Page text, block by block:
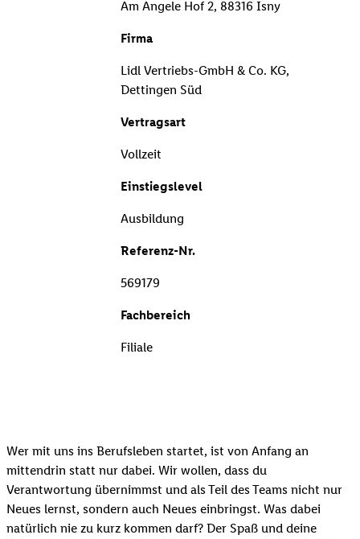
Am Angele Hof 2, 88316 Isny
Firma
Lidl Vertriebs-GmbH & Co. KG,
Dettingen Süd
Vertragsart
Vollzeit
Einstiegslevel
Ausbildung
Referenz-Nr.
569179
Fachbereich
Filiale
Wer mit uns ins Berufsleben startet, ist von Anfang an
mittendrin statt nur dabei. Wir wollen, dass du
Verantwortung übernimmst und als Teil des Teams nicht nur
Neues lernst, sondern auch Neues einbringst. Was dabei
natürlich nie zu kurz kommen darf? Der Spaß und deine